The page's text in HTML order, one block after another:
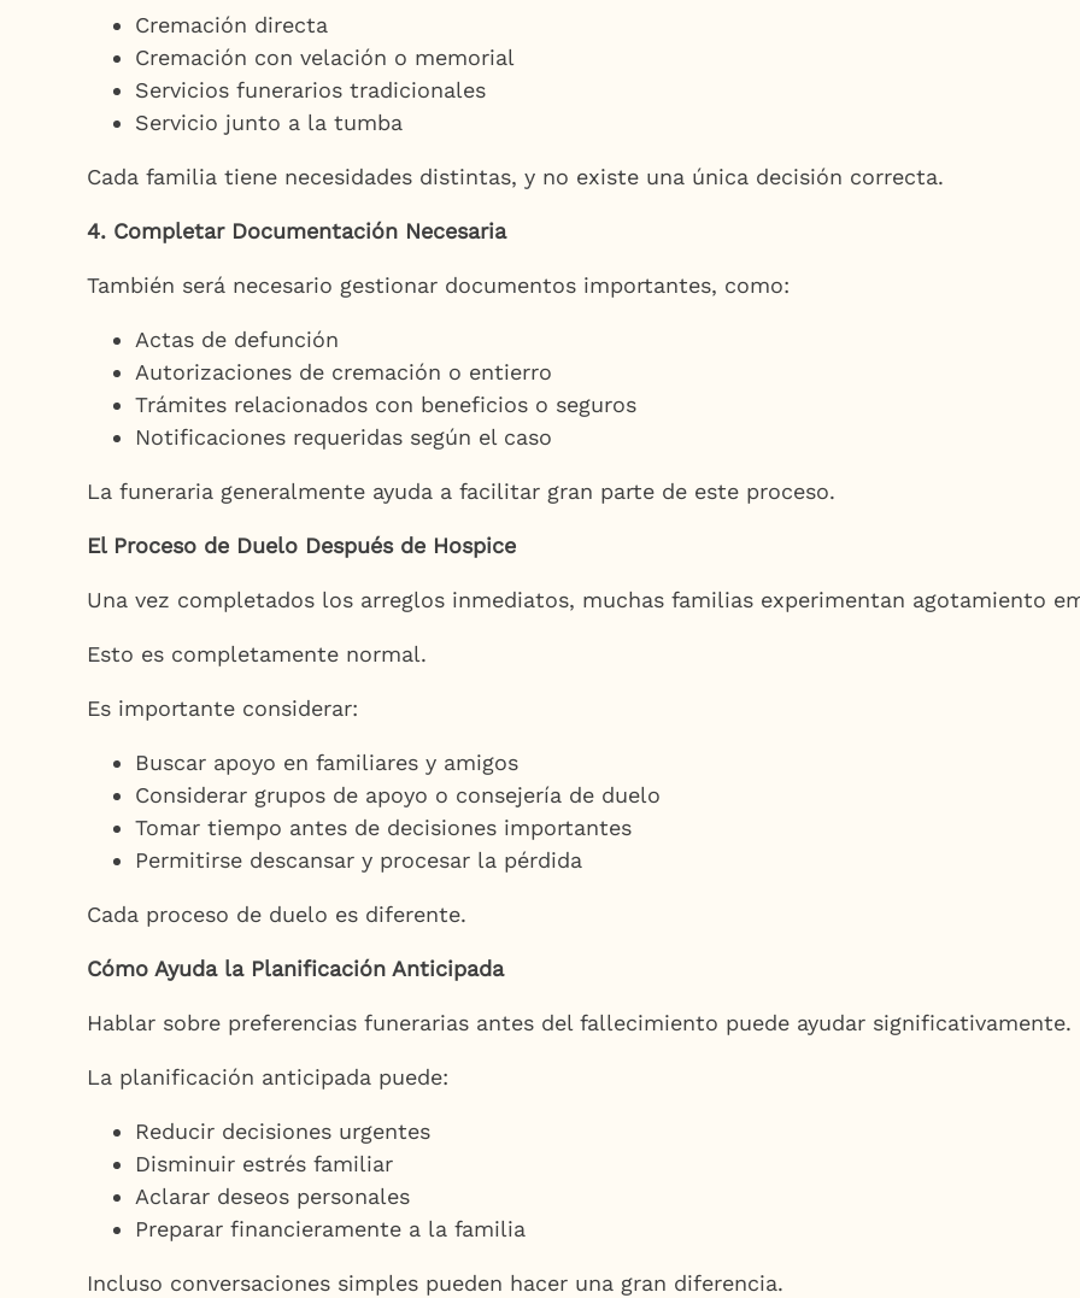
Cremación directa
Cremación con velación o memorial
Servicios funerarios tradicionales
Servicio junto a la tumba
Cada familia tiene necesidades distintas, y no existe una única decisión correcta.
4. Completar Documentación Necesaria
También será necesario gestionar documentos importantes, como:
Actas de defunción
Autorizaciones de cremación o entierro
Trámites relacionados con beneficios o seguros
Notificaciones requeridas según el caso
La funeraria generalmente ayuda a facilitar gran parte de este proceso.
El Proceso de Duelo Después de Hospice
Una vez completados los arreglos inmediatos, muchas familias experimentan agotamiento
Esto es completamente normal.
Es importante considerar:
Buscar apoyo en familiares y amigos
Considerar grupos de apoyo o consejería de duelo
Tomar tiempo antes de decisiones importantes
Permitirse descansar y procesar la pérdida
Cada proceso de duelo es diferente.
Cómo Ayuda la Planificación Anticipada
Hablar sobre preferencias funerarias antes del fallecimiento puede ayudar significativamente.
La planificación anticipada puede:
Reducir decisiones urgentes
Disminuir estrés familiar
Aclarar deseos personales
Preparar financieramente a la familia
Incluso conversaciones simples pueden hacer una gran diferencia.